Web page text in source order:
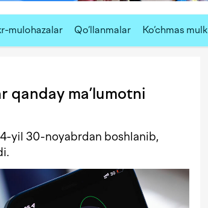
mulohazalar Qo‘llanmalar Ko‘chmas mulk
qanday ma’lumotni
yil 30-noyabrdan boshlanib,